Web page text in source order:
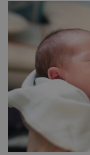
doporučení se
sardinky, které si
„Místo toho, aby
mononutrienty,
potravinou,“ říká
Robertson a